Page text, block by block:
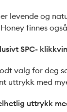
levende og
finnes
SPC-
valg for deg
uttrykk med
uttrykk